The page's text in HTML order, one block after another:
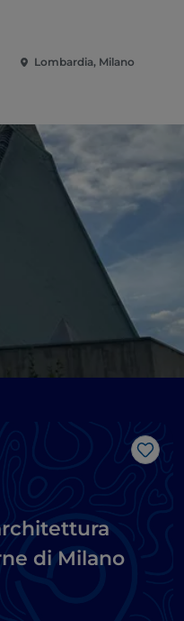
Lombardia, Milano
Like
di Milano